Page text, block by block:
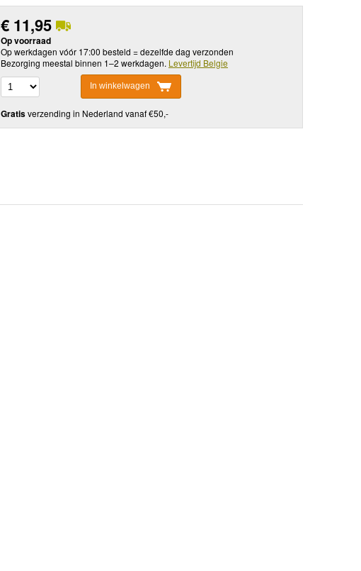
€ 11,95
Op voorraad
Op werkdagen vóór 17:00 besteld = dezelfde dag verzonden
Bezorging meestal binnen 1–2 werkdagen. Levertijd Belgie
In winkelwagen
Gratisverzending in Nederland vanaf €50,-